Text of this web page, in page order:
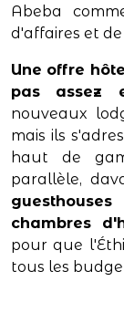
Abeba
d'affaires et
Une offre
pas assez
nouveaux
mais ils
haut de
parallèle,
chambres
pour que
tous les